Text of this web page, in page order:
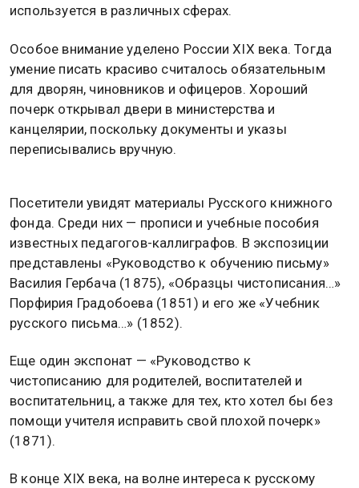
используется в различных сферах.
Особое внимание уделено России XIX века. Тогда
умение писать красиво считалось обязательным
для дворян, чиновников и офицеров. Хороший
почерк открывал двери в министерства и
канцелярии, поскольку документы и указы
переписывались вручную.
Посетители увидят материалы Русского книжного
фонда. Среди них — прописи и учебные пособия
известных педагогов-каллиграфов. В экспозиции
представлены «Руководство к обучению письму»
Василия Гербача (1875), «Образцы чистописания…»
Порфирия Градобоева (1851) и его же «Учебник
русского письма…» (1852).
Еще один экспонат — «Руководство к
чистописанию для родителей, воспитателей и
воспитательниц, а также для тех, кто хотел бы без
помощи учителя исправить свой плохой почерк»
(1871).
В конце XIX века, на волне интереса к русскому